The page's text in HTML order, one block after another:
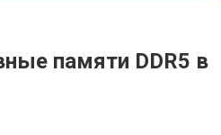
памяти DDR5 в